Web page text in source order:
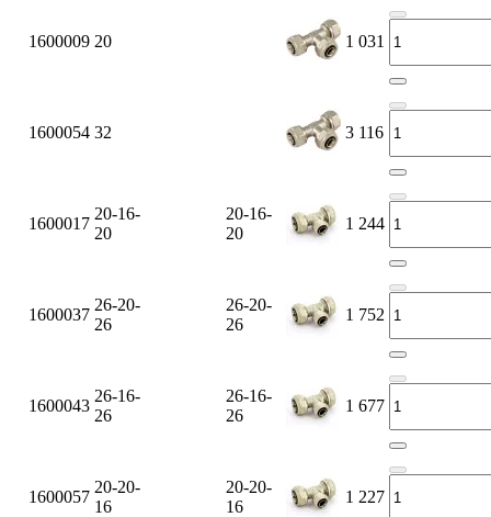
1600009 20 1 031
1600054 32 3 116
1600017
20-16-
20
20-16-
20
1 244
1600037
26-20-
26
26-20-
26
1 752
1600043
26-16-
26
26-16-
26
1 677
1600057
20-20-
16
20-20-
16
1 227